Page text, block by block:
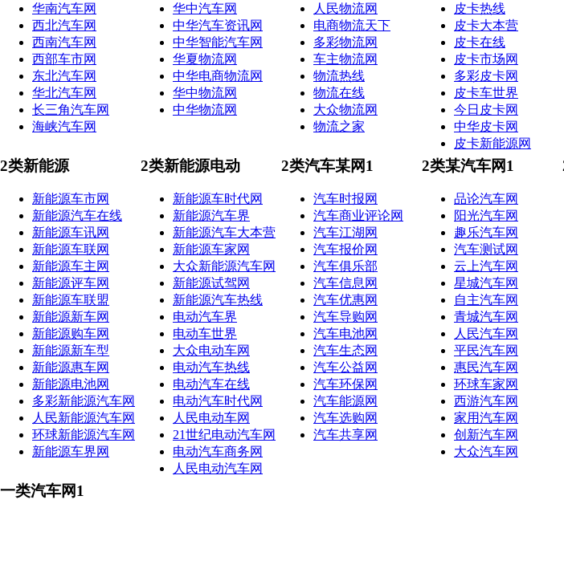
华南汽车网
西北汽车网
西南汽车网
西部车市网
东北汽车网
华北汽车网
长三角汽车网
海峡汽车网
华中汽车网
中华汽车资讯网
中华智能汽车网
华夏物流网
中华电商物流网
华中物流网
中华物流网
人民物流网
电商物流天下
多彩物流网
车主物流网
物流热线
物流在线
大众物流网
物流之家
皮卡热线
皮卡大本营
皮卡在线
皮卡市场网
多彩皮卡网
皮卡车世界
今日皮卡网
中华皮卡网
皮卡新能源网
2类新能源
新能源车市网
新能源汽车在线
新能源车讯网
新能源车联网
新能源车主网
新能源评车网
新能源车联盟
新能源新车网
新能源购车网
新能源新车型
新能源惠车网
新能源电池网
多彩新能源汽车网
人民新能源汽车网
环球新能源汽车网
新能源车界网
2类新能源电动
新能源车时代网
新能源汽车界
新能源汽车大本营
新能源车家网
大众新能源汽车网
新能源试驾网
新能源汽车热线
电动汽车界
电动车世界
大众电动车网
电动汽车热线
电动汽车在线
电动汽车时代网
人民电动车网
21世纪电动汽车网
电动汽车商务网
人民电动汽车网
2类汽车某网1
汽车时报网
汽车商业评论网
汽车江湖网
汽车报价网
汽车俱乐部
汽车信息网
汽车优惠网
汽车导购网
汽车电池网
汽车生态网
汽车公益网
汽车环保网
汽车能源网
汽车选购网
汽车共享网
2类某汽车网1
品论汽车网
阳光汽车网
趣乐汽车网
汽车测试网
云上汽车网
星城汽车网
自主汽车网
青城汽车网
人民汽车网
平民汽车网
惠民汽车网
环球车家网
西游汽车网
家用汽车网
创新汽车网
大众汽车网
一类汽车网1